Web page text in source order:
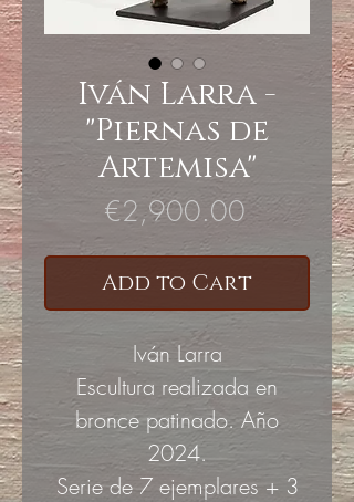
Iván Larra -
"Piernas de
Artemisa"
€2,900.00Price
Add to Cart
Iván Larra
Escultura realizada en
bronce patinado. Año
2024.
Serie de 7 ejemplares + 3